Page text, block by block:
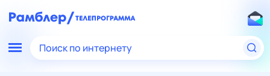
Поиск по интернету